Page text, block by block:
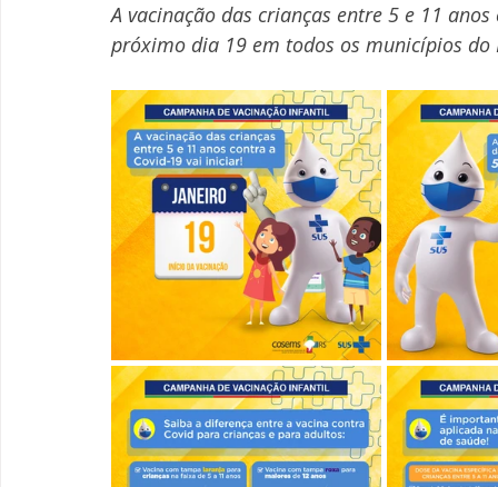
A vacinação das crianças entre 5 e 11
próximo dia 19 em todos os municípios do